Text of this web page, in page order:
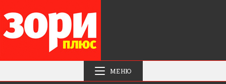
МЕНЮ